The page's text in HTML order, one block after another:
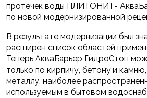
протечек воды ПЛИТОНИТ-
по новой модернизированной
В результате модернизации был
расширен список областей
Теперь АкваБарьер ГидроСтоп
только по кирпичу, бетону и
металлу, наиболее
используемым в бытовом